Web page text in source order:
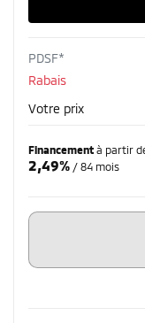
PDSF*
Rabais
Votre prix
Financement à partir
2,49% / 84 mois